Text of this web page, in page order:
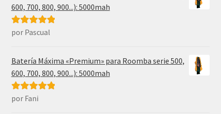
600, 700, 800, 900...): 5000mah
Valorado con
por Pascual
Batería Máxima «Premium» para Roomba serie 500,
600, 700, 800, 900...): 5000mah
Valorado con
por Fani